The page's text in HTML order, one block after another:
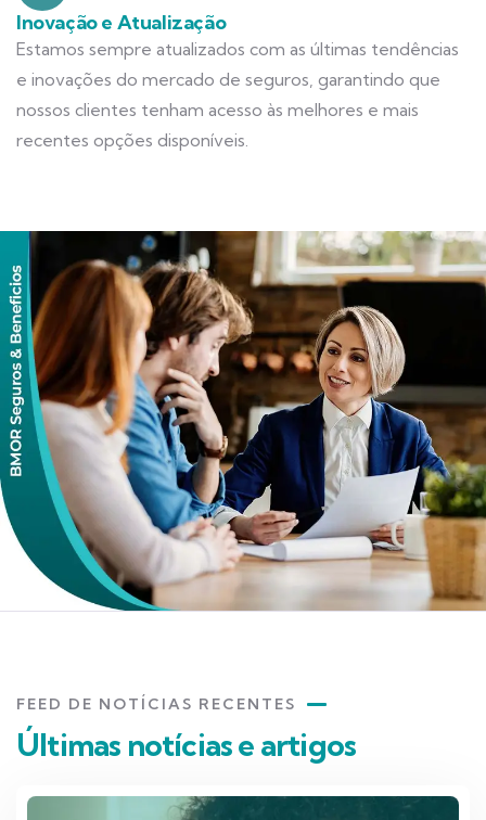
Inovação e Atualização
Estamos sempre atualizados com as últimas tendências
e inovações do mercado de seguros, garantindo que
nossos clientes tenham acesso às melhores e mais
recentes opções disponíveis.
FEED DE NOTÍCIAS RECENTES
Últimas notícias e artigos